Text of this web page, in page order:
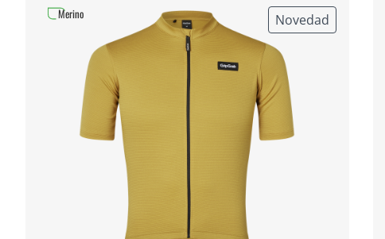
Novedad
Merino